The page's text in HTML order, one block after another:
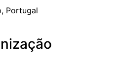
Portugal